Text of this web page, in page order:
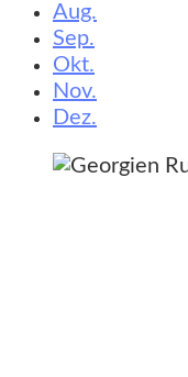
Aug.
Sep.
Okt.
Nov.
Dez.